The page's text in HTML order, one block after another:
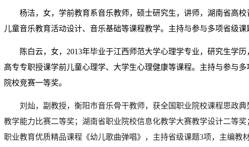
杨洁，女，学前教育系音乐教师，硕士研究生，讲师，湖南省高
儿童音乐教育活动设计、音乐基础等课程教学。主持与参与多项省级
陈白云，女，2013年毕业于江西师范大学心理学专业，研究生学
高专专职授课学前儿童心理学、大学生心理健康等课程。主持与参与
院校竞赛一等奖。
刘灿，副教授，衡阳市音乐骨干教师，获全国职业院校课程思政典
教学能力 比赛二等奖；湖南省职业院校信息化教学大赛教学设计二等
职业教育优质精品课程《幼儿歌曲弹唱》 ，主持省级课题3项，主编教材